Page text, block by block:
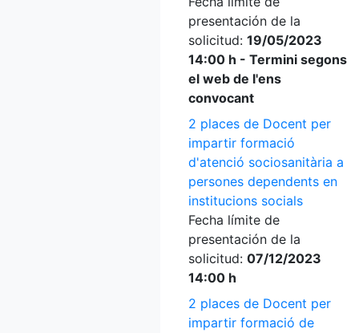
presentación de la
solicitud: 19/05/2023
14:00 h - Termini segons
el web de l'ens
convocant
2 places de Docent per
impartir formació
d'atenció sociosanitària a
persones dependents en
institucions socials
Fecha límite de
presentación de la
solicitud: 07/12/2023
14:00 h
2 places de Docent per
impartir formació de